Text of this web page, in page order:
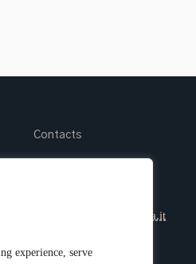
experience, serve
Contacts
info@appartamentigiada.it